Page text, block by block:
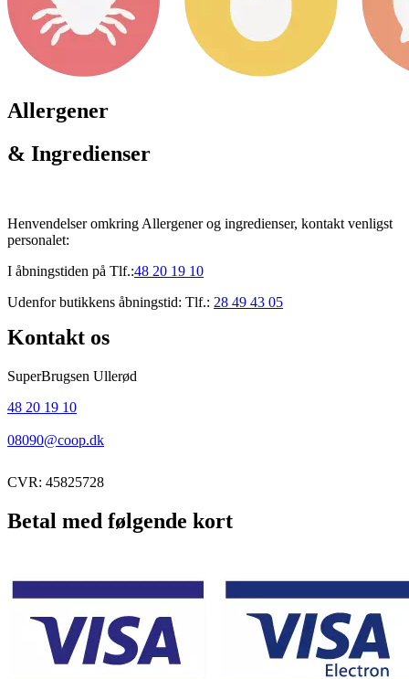
Allergener
& Ingredienser
Henvendelser omkring Allergener og ingredienser, kontakt venligst
personalet:
I åbningstiden på Tlf.:48 20 19 10
Udenfor butikkens åbningstid: Tlf.: 28 49 43 05
Kontakt os
SuperBrugsen Ullerød
48 20 19 10
08090@coop.dk
CVR: 45825728
Betal med følgende kort